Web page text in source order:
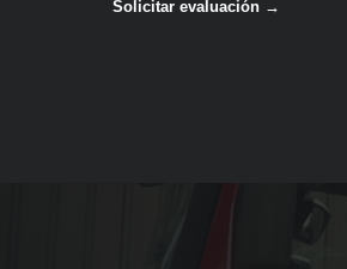
Solicitar evaluación →